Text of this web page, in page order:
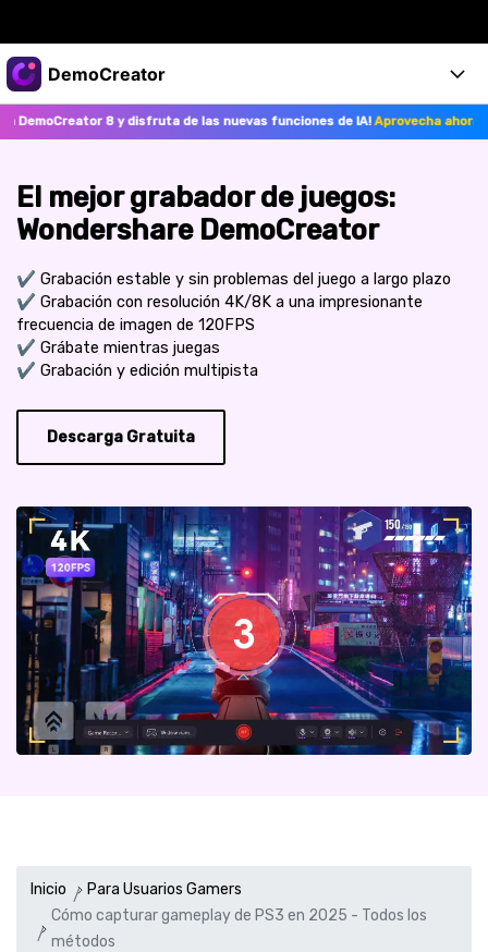
Productos destacados
Creatividad digital con AIGC
Utilidades
Empresas
Soluciones
Sala de prensa
Tienda
Soporte
DemoCreator
Productos
Características
IA
Características IA
Consejos sobre la IA
Soluciones
DemoCreator para
Blog
Encuentra más soluciones >
Ayuda
Empieza
Empresa
8 y disfruta de las nuevas funciones de IA!Aprovecha ahora>>
El mejor grabador de juegos:
Wondershare DemoCreator
✔ Grabación estable y sin problemas del juego a largo plazo
✔ Grabación con resolución 4K/8K a una impresionante
frecuencia de imagen de 120FPS
✔ Grábate mientras juegas
✔ Grabación y edición multipista
Descarga Gratuita
Inicio
Para Usuarios Gamers
Cómo capturar gameplay de PS3 en 2025 - Todos los
métodos